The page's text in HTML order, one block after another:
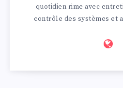
quotidien rime avec
contrôle des systèmes et